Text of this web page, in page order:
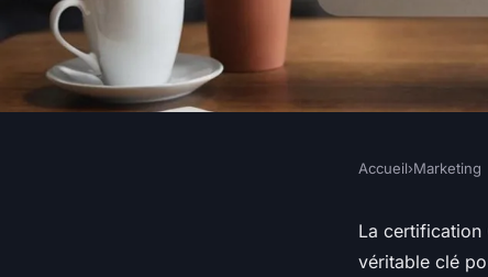
Boostez votre
Accueil›Marketing
La certification
véritable clé